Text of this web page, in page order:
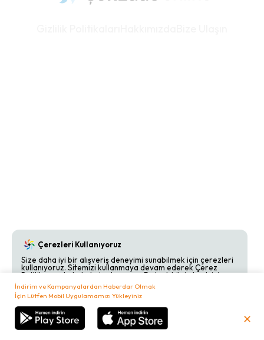
İndirim ve Kampanyalardan Haberdar Olmak
İçin Lütfen Mobil Uygulamamızı Yükleyiniz
✕
Sepetim 0,00
Çerezleri Kullanıyoruz
Size daha iyi bir alışveriş deneyimi sunabilmek için çerezleri
kullanıyoruz. Sitemizi kullanmaya devam ederek Çerez
Politikamızı kabul etmiş olursunuz. Detaylı bilgi almak için
Çerez Politikamızı
inceleyebilirsiniz.
Kabul Et